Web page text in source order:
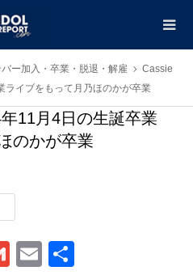
バー加入・卒業・脱退・解雇
Cassie
イブをもって月乃ほのかが卒業
11月4日の生誕卒業
のかが卒業
GmailEmail